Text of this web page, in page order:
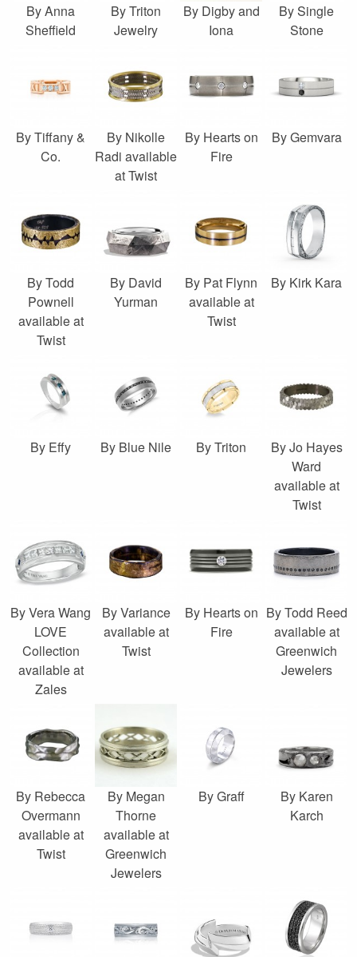
By Anna
Sheffield
By Triton
Jewelry
By Digby and
Iona
By Single
Stone
By Tiffany &
Co.
By Nikolle
Radi available
at Twist
By Hearts on
Fire
By Gemvara
By Todd
Pownell
available at
Twist
By David
Yurman
By Pat Flynn
available at
Twist
By Kirk Kara
By Effy By Blue Nile By Triton
By Jo Hayes
Ward
available at
Twist
By Vera Wang
LOVE
Collection
available at
Zales
By Variance
available at
Twist
By Hearts on
Fire
By Todd Reed
available at
Greenwich
Jewelers
By Rebecca
Overmann
available at
Twist
By Megan
Thorne
available at
Greenwich
Jewelers
By Graff
By Karen
Karch